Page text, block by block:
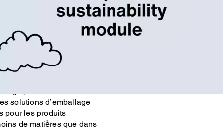
à réduire et à éliminer
nos magasins de détail,
les produits
de magasinage, de sac
Notre boîte à chaussures
solutions d’emballage
pour les produits
de matières que dans